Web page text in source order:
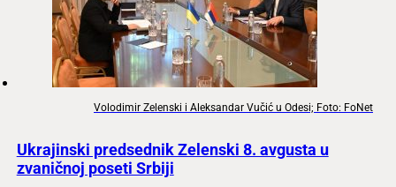
Volodimir Zelenski i Aleksandar Vučić u Odesi; Foto: FoNet
Ukrajinski predsednik Zelenski 8. avgusta u
zvaničnoj poseti Srbiji